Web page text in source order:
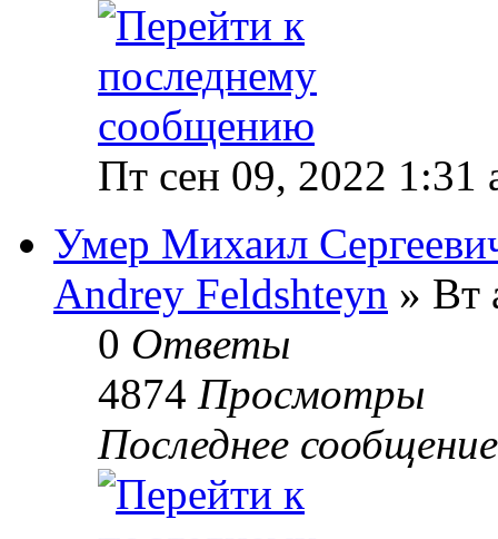
Пт сен 09, 2022 1:31
Умер Михаил
Andrey Feldshteyn » Вт
0 Ответы
4874 Просмотры
Последнее